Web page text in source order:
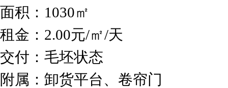
面积：1030㎡
租金：2.00元/㎡/天
交付：毛坯状态
附属：卸货平台、卷帘门